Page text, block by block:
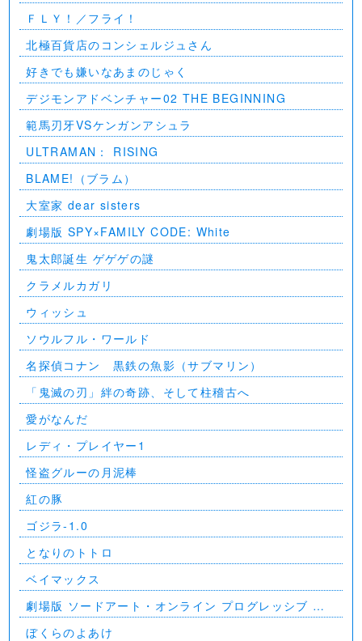
ＦＬＹ！／フライ！
北極百貨店のコンシェルジュさん
好きでも嫌いなあまのじゃく
デジモンアドベンチャー02 THE BEGINNING
範馬刃牙VSケンガンアシュラ
ULTRAMAN： RISING
BLAME!（ブラム）
大室家 dear sisters
劇場版 SPY×FAMILY CODE: White
⻤太郎誕生 ゲゲゲの謎
クラメルカガリ
ウィッシュ
ソウルフル・ワールド
名探偵コナン 黒鉄の魚影（サブマリン）
「鬼滅の刃」絆の奇跡、そして柱稽古へ
愛がなんだ
レディ・プレイヤー1
怪盗グルーの月泥棒
紅の豚
ゴジラ-1.0
となりのトトロ
ベイマックス
劇場版 ソードアート・オンライン プログレッシブ 星
なき夜のアリア
ぼくらのよあけ